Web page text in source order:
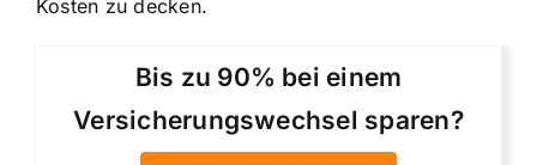
Kosten zu decken.
Bis zu 90% bei einem
Versicherungswechsel sparen?